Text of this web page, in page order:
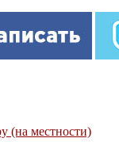
(на местности)